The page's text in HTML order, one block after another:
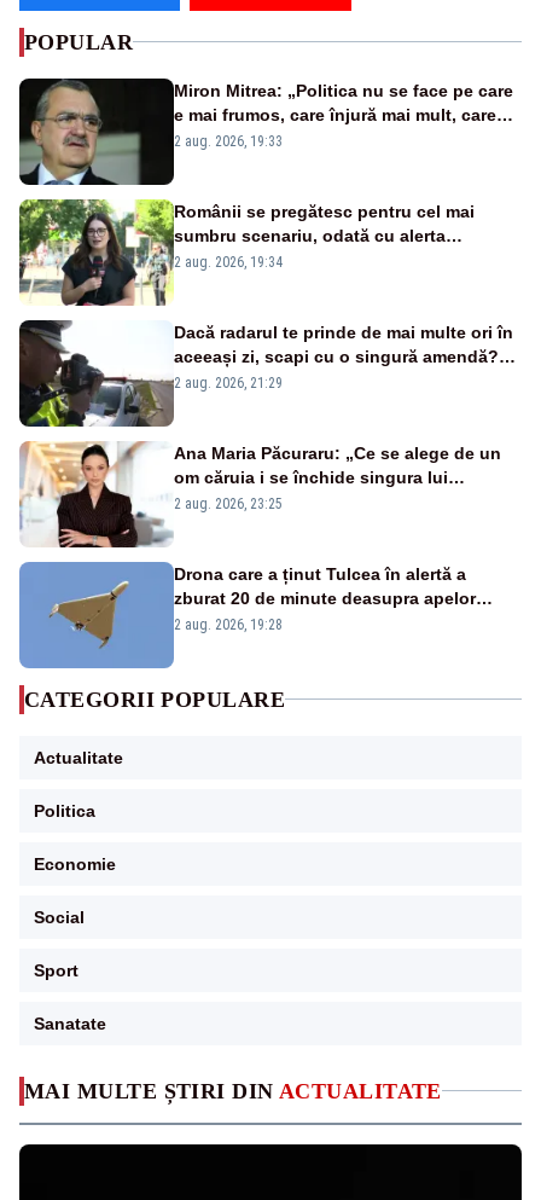
MAI MULTE ȘTIRI DIN ACTUALITATE
POPULAR
Miron Mitrea: „Politica nu se face pe care
e mai frumos, care înjură mai mult, care
țipă mai tare, ci pe proiecte”
2 aug. 2026, 19:33
Românii se pregătesc pentru cel mai
sumbru scenariu, odată cu alerta
energetică
2 aug. 2026, 19:34
Dacă radarul te prinde de mai multe ori în
aceeași zi, scapi cu o singură amendă?
Ce spune legea
2 aug. 2026, 21:29
Ana Maria Păcuraru: „Ce se alege de un
om căruia i se închide singura lui
portiță?”
2 aug. 2026, 23:25
Drona care a ținut Tulcea în alertă a
zburat 20 de minute deasupra apelor
României. Au fost ridicate două F-16
2 aug. 2026, 19:28
CATEGORII POPULARE
Actualitate
Politica
Economie
Social
Sport
Sanatate